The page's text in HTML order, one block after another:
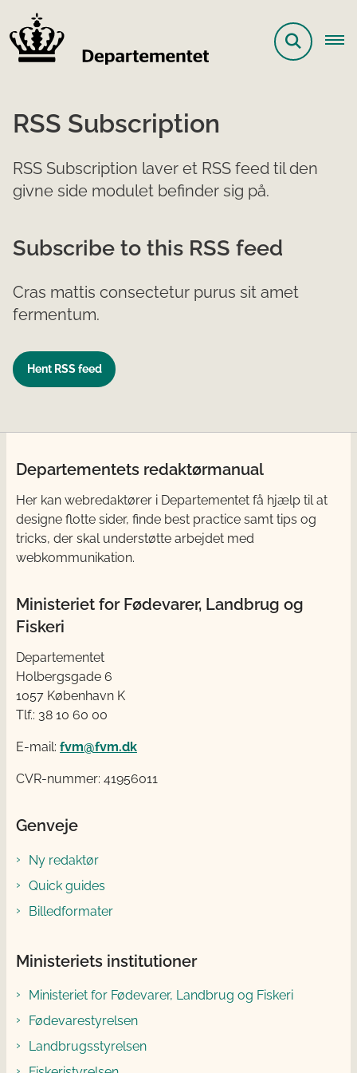
RSS Subscription
RSS Subscription laver et RSS feed til den
givne side modulet befinder sig på.
Subscribe to this RSS feed
Cras mattis consectetur purus sit amet
fermentum.
Hent RSS feed
Departementets redaktørmanual
Her kan webredaktører i Departementet få hjælp til at
designe flotte sider, finde best practice samt tips og
tricks, der skal understøtte arbejdet med
webkommunikation.
Ministeriet for Fødevarer, Landbrug og
Fiskeri
Departementet
Holbergsgade 6
1057 København K
Tlf.: 38 10 60 00
E-mail: fvm@fvm.dk
CVR-nummer: 41956011
Genveje
Ny redaktør
Quick guides
Billedformater
Ministeriets institutioner
Ministeriet for Fødevarer, Landbrug og Fiskeri
Fødevarestyrelsen
Landbrugsstyrelsen